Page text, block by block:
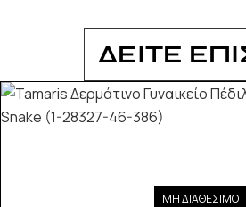
ΔΕΙΤΕ
ΜΗ ΔΙΑΘΕΣΙΜΟ